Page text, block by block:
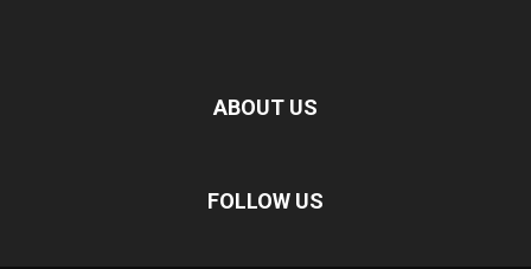
ABOUT US
FOLLOW US